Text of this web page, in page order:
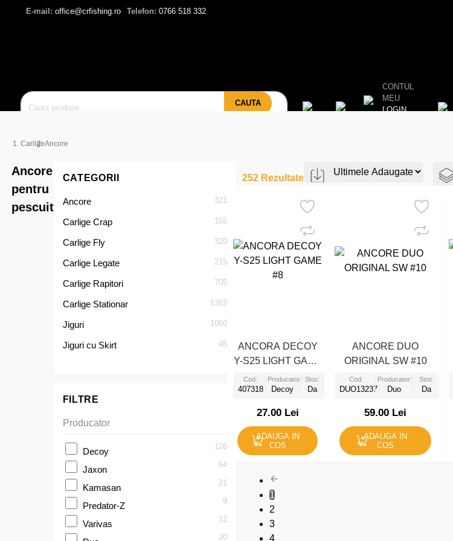
E-mail: office@crfishing.ro Telefon: 0766 518 332
CAUTA
CONTUL
MEU
LOGIN
CarligeAncore
Ancore
pentru
pescuit
CATEGORII
Ancore 321
Carlige Crap 155
Carlige Fly 320
Carlige Legate 215
Carlige Rapitori 705
Carlige Stationar 1362
Jiguri 1050
Jiguri cu Skirt 45
FILTRE
Producator
Decoy 126
Jaxon 64
Kamasan 21
Predator-Z 9
Varivas 12
20
252 Rezultate
ANCORA DECOY
Y-S25 LIGHT GAME
#8
Cod:
407318
Producator:
Decoy
Stoc:
Da
27.00 Lei
ADAUGA IN
COS
ANCORE DUO
ORIGINAL SW #10
Cod:
DUO13237
Producator:
Duo
Stoc:
Da
59.00 Lei
ADAUGA IN
COS
1
2
3
4